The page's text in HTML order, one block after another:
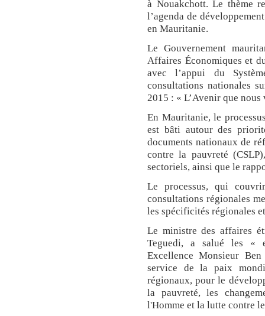
à Nouakchott. Le thème
l’agenda de
en Mauritanie.
Le Gouvernement
Affaires Économiques et
avec l’appui du
consultations nationales
2015 : « L’Avenir que nous
En Mauritanie, le
est bâti autour des
documents nationaux de
contre la pauvreté
sectoriels, ainsi que le
Le processus, qui
consultations régionales
les spécificités régionales
Le ministre des affaires
Teguedi, a salué les «
Excellence Monsieur
service de la paix
régionaux, pour le
la pauvreté, les
l'Homme et la lutte contre